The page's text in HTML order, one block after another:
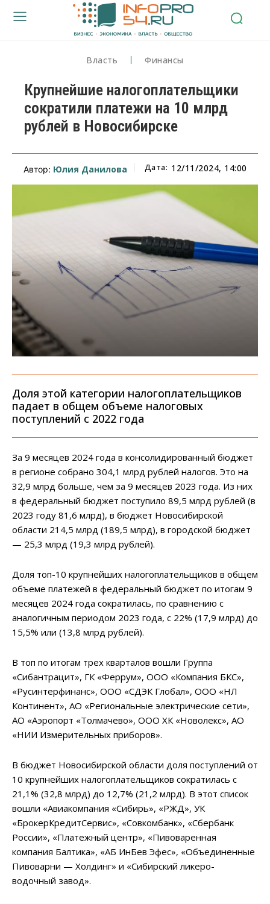
Власть Финансы
Крупнейшие налогоплательщики
сократили платежи на 10 млрд
рублей в Новосибирске
Автор: Юлия Данилова Дата: 12/11/2024, 14:00
Доля этой категории налогоплательщиков
падает в общем объеме налоговых
поступлений с 2022 года
За 9 месяцев 2024 года в консолидированный бюджет
в регионе собрано 304,1 млрд рублей налогов. Это на
32,9 млрд больше, чем за 9 месяцев 2023 года. Из них
в федеральный бюджет поступило 89,5 млрд рублей (в
2023 году 81,6 млрд), в бюджет Новосибирской
области 214,5 млрд (189,5 млрд), в городской бюджет
— 25,3 млрд (19,3 млрд рублей).
Доля топ-10 крупнейших налогоплательщиков в общем
объеме платежей в федеральный бюджет по итогам 9
месяцев 2024 года сократилась, по сравнению с
аналогичным периодом 2023 года, с 22% (17,9 млрд) до
15,5% или (13,8 млрд рублей).
В топ по итогам трех кварталов вошли Группа
«Сибантрацит», ГК «Феррум», ООО «Компания БКС»,
«Русинтерфинанс», ООО «СДЭК Глобал», ООО «НЛ
Континент», АО «Региональные электрические сети»,
АО «Аэропорт «Толмачево», ООО ХК «Новолекс», АО
«НИИ Измерительных приборов».
В бюджет Новосибирской области доля поступлений от
10 крупнейших налогоплательщиков сократилась с
21,1% (32,8 млрд) до 12,7% (21,2 млрд). В этот список
вошли «Авиакомпания «Сибирь», «РЖД», УК
«БрокерКредитСервис», «Совкомбанк», «Сбербанк
России», «Платежный центр», «Пивоваренная
компания Балтика», «АБ ИнБев Эфес», «Объединенные
Пивоварни — Холдинг» и «Сибирский ликеро-
водочный завод».